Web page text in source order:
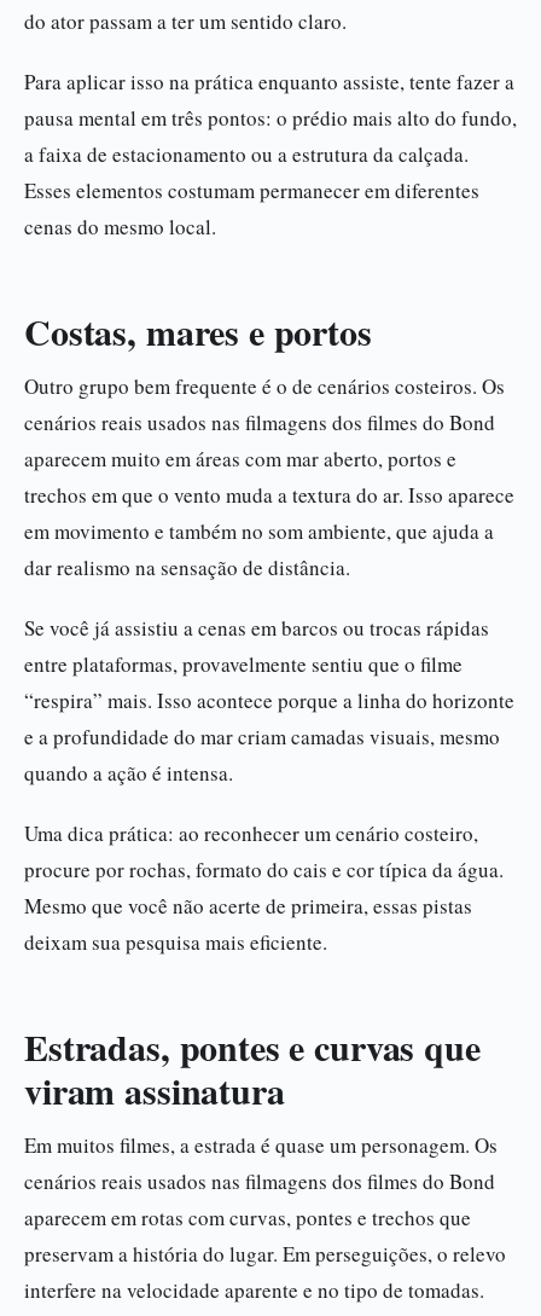
do ator passam a ter um sentido claro.
Para aplicar isso na prática enquanto assiste, tente fazer a
pausa mental em três pontos: o prédio mais alto do fundo,
a faixa de estacionamento ou a estrutura da calçada.
Esses elementos costumam permanecer em diferentes
cenas do mesmo local.
Costas, mares e portos
Outro grupo bem frequente é o de cenários costeiros. Os
cenários reais usados nas filmagens dos filmes do Bond
aparecem muito em áreas com mar aberto, portos e
trechos em que o vento muda a textura do ar. Isso aparece
em movimento e também no som ambiente, que ajuda a
dar realismo na sensação de distância.
Se você já assistiu a cenas em barcos ou trocas rápidas
entre plataformas, provavelmente sentiu que o filme
“respira” mais. Isso acontece porque a linha do horizonte
e a profundidade do mar criam camadas visuais, mesmo
quando a ação é intensa.
Uma dica prática: ao reconhecer um cenário costeiro,
procure por rochas, formato do cais e cor típica da água.
Mesmo que você não acerte de primeira, essas pistas
deixam sua pesquisa mais eficiente.
Estradas, pontes e curvas que
viram assinatura
Em muitos filmes, a estrada é quase um personagem. Os
cenários reais usados nas filmagens dos filmes do Bond
aparecem em rotas com curvas, pontes e trechos que
preservam a história do lugar. Em perseguições, o relevo
interfere na velocidade aparente e no tipo de tomadas.